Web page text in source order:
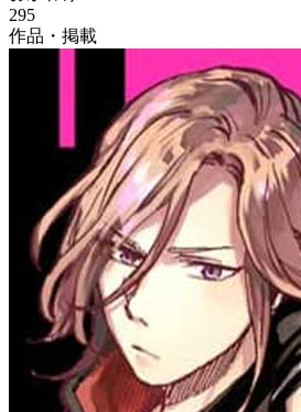
295
作品・掲載